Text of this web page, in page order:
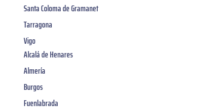
Santa Coloma de Gramanet
Tarragona
Vigo
Alcalá de Henares
Almería
Burgos
Fuenlabrada